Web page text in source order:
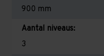
900 mm
Aantal niveaus:
3